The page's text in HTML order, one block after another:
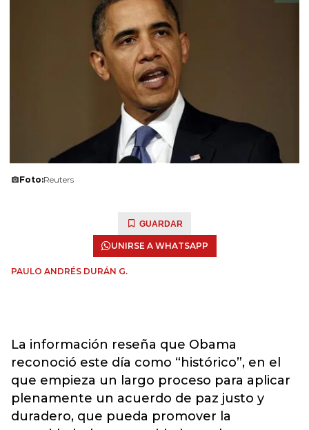
Foto:Reuters
GUARDAR
UNIRSE A WHATSAPP
PAULO ANDRÉS DURÁN G.
La información reseña que Obama
reconoció este día como “histórico”, en el
que empieza un largo proceso para aplicar
plenamente un acuerdo de paz justo y
duradero, que pueda promover la